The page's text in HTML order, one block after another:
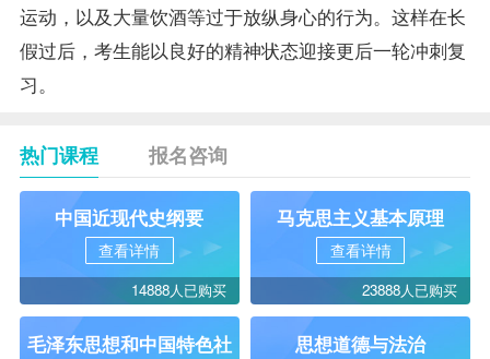
运动，以及大量饮酒等过于放纵身心的行为。这样在长
假过后，考生能以良好的精神状态迎接更后一轮冲刺复
习。
热门课程 报名咨询
中国近现代史纲要
查看详情
14888人已购买
马克思主义基本原理
查看详情
23888人已购买
毛泽东思想和中国特色社
思想道德与法治